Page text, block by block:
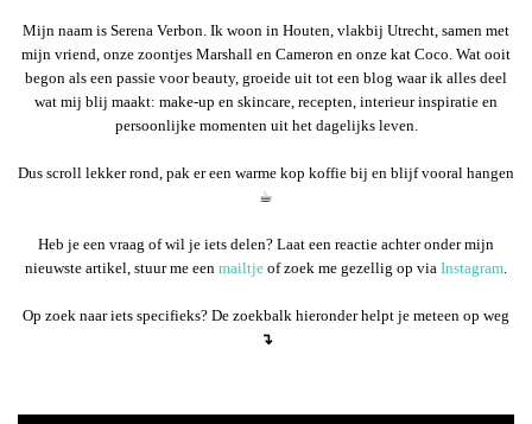
Mijn naam is Serena Verbon. Ik woon in Houten, vlakbij Utrecht, samen met
mijn vriend, onze zoontjes Marshall en Cameron en onze kat Coco. Wat ooit
begon als een passie voor beauty, groeide uit tot een blog waar ik alles deel
wat mij blij maakt: make-up en skincare, recepten, interieur inspiratie en
persoonlijke momenten uit het dagelijks leven.
Dus scroll lekker rond, pak er een warme kop koffie bij en blijf vooral hangen
☕︎
Heb je een vraag of wil je iets delen? Laat een reactie achter onder mijn
nieuwste artikel, stuur me een mailtje of zoek me gezellig op via Instagram.
Op zoek naar iets specifieks? De zoekbalk hieronder helpt je meteen op weg
↴